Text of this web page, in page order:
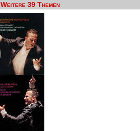
Weitere 39 Themen